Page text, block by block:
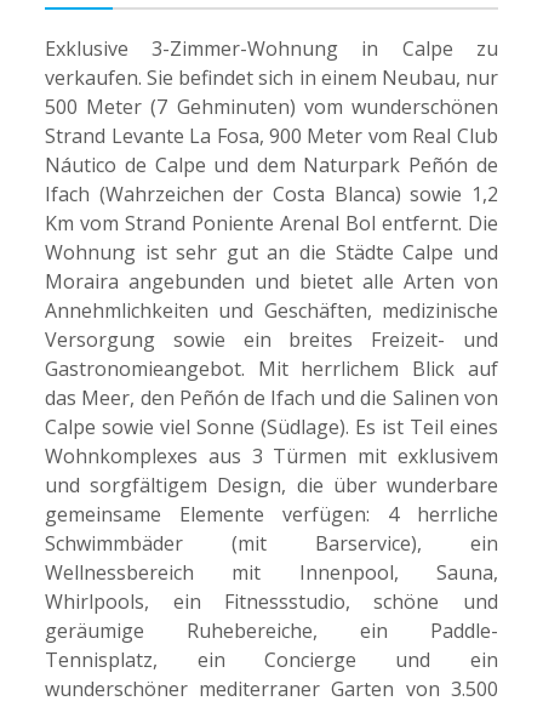
Exklusive 3-Zimmer-Wohnung in Calpe zu
verkaufen. Sie befindet sich in einem Neubau, nur
500 Meter (7 Gehminuten) vom wunderschönen
Strand Levante La Fosa, 900 Meter vom Real Club
Náutico de Calpe und dem Naturpark Peñón de
Ifach (Wahrzeichen der Costa Blanca) sowie 1,2
Km vom Strand Poniente Arenal Bol entfernt. Die
Wohnung ist sehr gut an die Städte Calpe und
Moraira angebunden und bietet alle Arten von
Annehmlichkeiten und Geschäften, medizinische
Versorgung sowie ein breites Freizeit- und
Gastronomieangebot. Mit herrlichem Blick auf
das Meer, den Peñón de Ifach und die Salinen von
Calpe sowie viel Sonne (Südlage). Es ist Teil eines
Wohnkomplexes aus 3 Türmen mit exklusivem
und sorgfältigem Design, die über wunderbare
gemeinsame Elemente verfügen: 4 herrliche
Schwimmbäder (mit Barservice), ein
Wellnessbereich mit Innenpool, Sauna,
Whirlpools, ein Fitnessstudio, schöne und
geräumige Ruhebereiche, ein Paddle-
Tennisplatz, ein Concierge und ein
wunderschöner mediterraner Garten von 3.500